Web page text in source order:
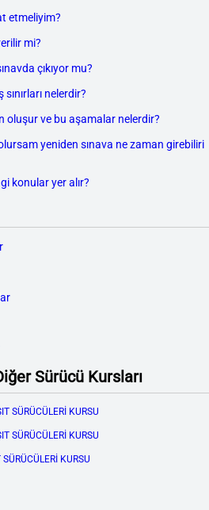
etmeliyim?
mi?
çıkıyor mu?
nelerdir?
oluşur ve bu aşamalar nelerdir?
yeniden sınava ne zaman girebiliri
konular yer alır?
Sürücü Kursları
SÜRÜCÜLERİ KURSU
SÜRÜCÜLERİ KURSU
KURSU